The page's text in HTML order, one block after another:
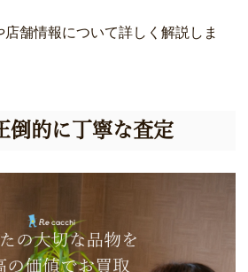
舗情報について詳しく解説しま
倒的に丁寧な査定